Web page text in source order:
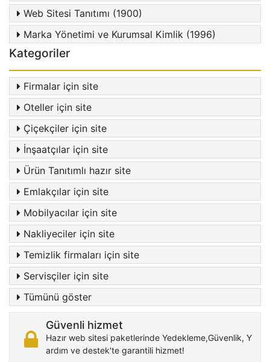
Web Sitesi Tanıtımı (1900)
Marka Yönetimi ve Kurumsal Kimlik (1996)
Kategoriler
Firmalar için site
Oteller için site
Çiçekçiler için site
İnşaatçılar için site
Ürün Tanıtımlı hazır site
Emlakçılar için site
Mobilyacılar için site
Nakliyeciler için site
Temizlik firmaları için site
Servisçiler için site
Tümünü göster
Güvenli hizmet
Hazır web sitesi paketlerinde Yedekleme,Güvenlik, Y
ardım ve destek'te garantili hizmet!